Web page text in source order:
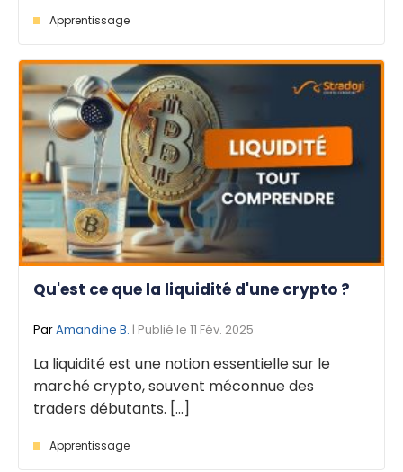
Apprentissage
Qu'est ce que la liquidité d'une crypto ?
ParAmandine B. | Publié le 11 Fév. 2025
La liquidité est une notion essentielle sur le
marché crypto, souvent méconnue des
traders débutants. [...]
Apprentissage